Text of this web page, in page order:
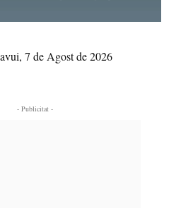
7 de Agost de 2026
- Publicitat -